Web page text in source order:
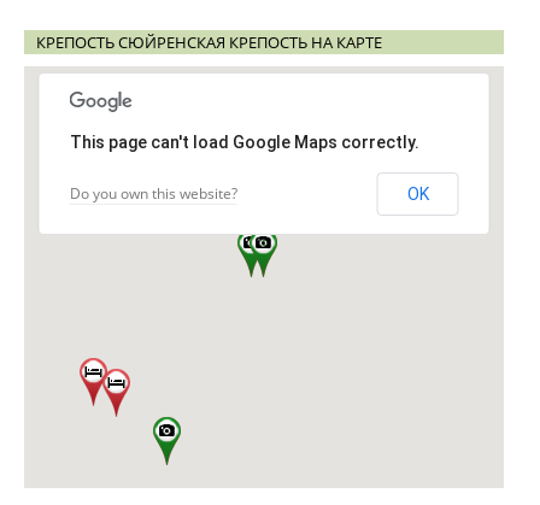
КРЕПОСТЬ СЮЙРЕНСКАЯ КРЕПОСТЬ НА КАРТЕ
This page can't load Google Maps correctly.
Do you own this website? OK